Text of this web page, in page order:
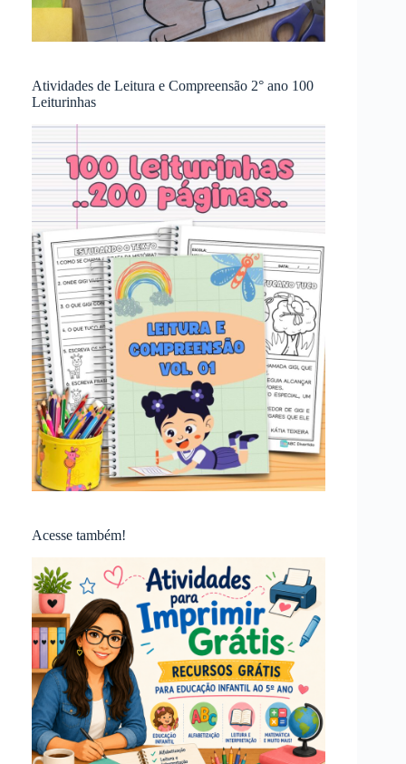
Atividades de Leitura e Compreensão 2° ano 100
Leiturinhas
Acesse também!